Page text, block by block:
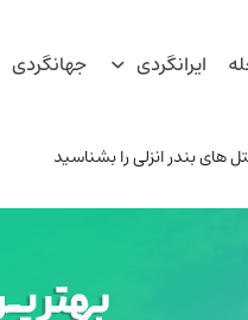
ایرانگردی جهانگردی
های بندر انزلی را بشناسید